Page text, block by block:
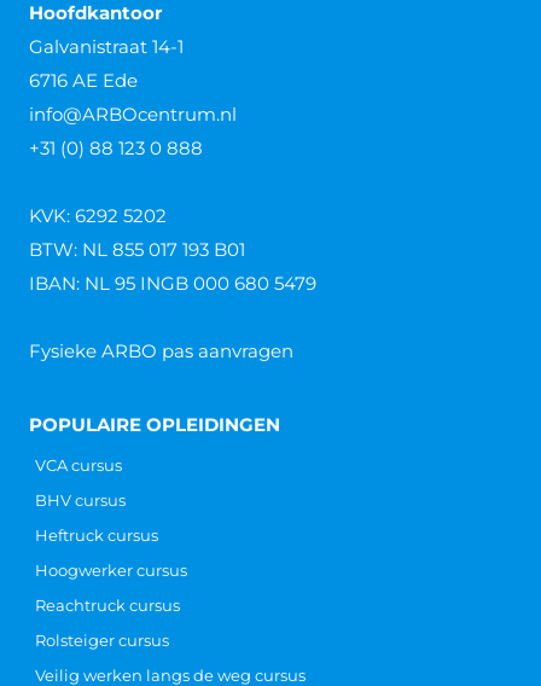
Hoofdkantoor
Galvanistraat 14-1
6716 AE Ede
info@ARBOcentrum.nl
+31 (0) 88 123 0 888
KVK: 6292 5202
BTW: NL 855 017 193 B01
IBAN: NL 95 INGB 000 680 5479
Fysieke ARBO pas aanvragen
POPULAIRE OPLEIDINGEN
VCA cursus
BHV cursus
Heftruck cursus
Hoogwerker cursus
Reachtruck cursus
Rolsteiger cursus
Veilig werken langs de weg cursus